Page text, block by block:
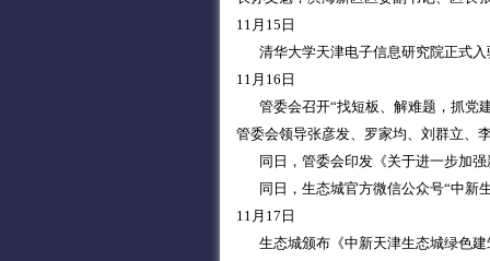
11月15日
清华大学天津电子信息研究院正式入
11月16日
管委会召开“找短板、解难题，抓党
管委会领导张彦发、罗家均、刘群立、
同日，管委会印发《关于进一步加强
同日，生态城官方微信公众号“中新
11月17日
生态城颁布《中新天津生态城绿色建